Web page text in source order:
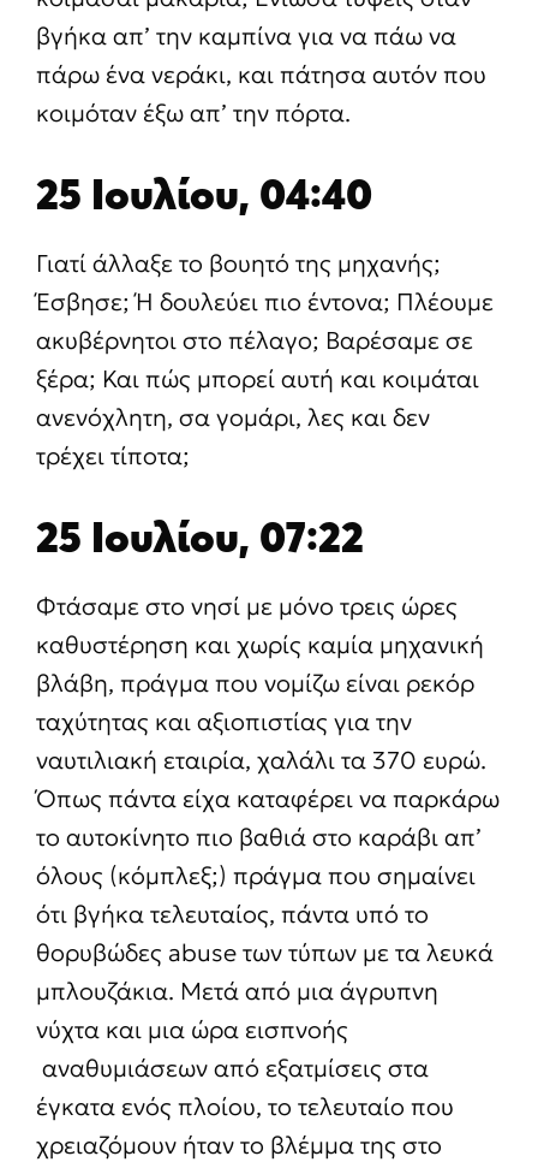
βγήκα απ’ την καμπίνα για να πάω να
πάρω ένα νεράκι, και πάτησα αυτόν που
κοιμόταν έξω απ’ την πόρτα.
25 Ιουλίου, 04:40
Γιατί άλλαξε το βουητό της μηχανής;
Έσβησε; Ή δουλεύει πιο έντονα; Πλέουμε
ακυβέρνητοι στο πέλαγο; Βαρέσαμε σε
ξέρα; Και πώς μπορεί αυτή και κοιμάται
ανενόχλητη, σα γομάρι, λες και δεν
τρέχει τίποτα;
25 Ιουλίου, 07:22
Φτάσαμε στο νησί με μόνο τρεις ώρες
καθυστέρηση και χωρίς καμία μηχανική
βλάβη, πράγμα που νομίζω είναι ρεκόρ
ταχύτητας και αξιοπιστίας για την
ναυτιλιακή εταιρία, χαλάλι τα 370 ευρώ.
Όπως πάντα είχα καταφέρει να παρκάρω
το αυτοκίνητο πιο βαθιά στο καράβι απ’
όλους (κόμπλεξ;) πράγμα που σημαίνει
ότι βγήκα τελευταίος, πάντα υπό το
θορυβώδες abuse των τύπων με τα λευκά
μπλουζάκια. Μετά από μια άγρυπνη
νύχτα και μια ώρα εισπνοής
αναθυμιάσεων από εξατμίσεις στα
έγκατα ενός πλοίου, το τελευταίο που
χρειαζόμουν ήταν το βλέμμα της στο